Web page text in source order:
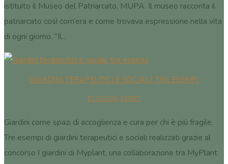
istituito il Museo del Patriarcato, MUPA. Il museo racconta il
patriarcato così com’era e come trovava espressione nella vita
di ogni giorno. “Il...
GIARDINI TERAPEUTICI E SOCIALI, TRE ESEMPI
ECOLOGIA, EVENTI
Giardini come spazi di accoglienza e cura per chi è più fragile.
Tre esempi di giardini terapeutici e sociali realizzati grazie al
concorso I giardini di Myplant, una collaborazione tra MyPlant